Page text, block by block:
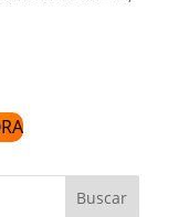
Buscar